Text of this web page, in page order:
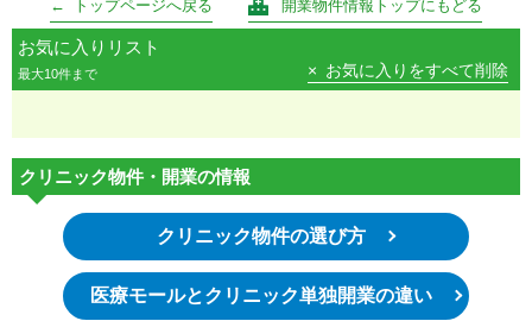
トップページへ戻る 開業物件情報トップにもどる
お気に入りリスト
最大10件まで お気に入りをすべて削除
クリニック物件・開業の情報
クリニック物件の選び方
医療モールとクリニック単独開業の違い